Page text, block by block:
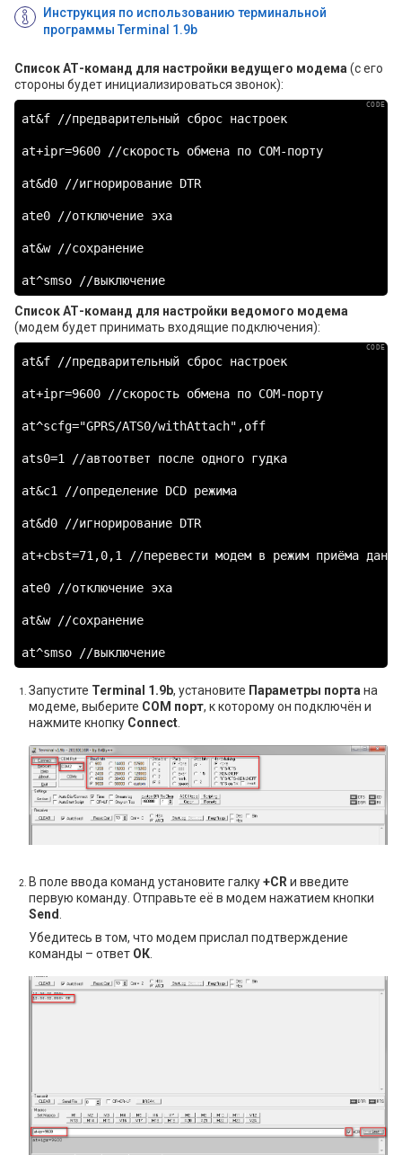
Инструкция по использованию терминальной
программы Terminal 1.9b
Список АТ-команд для настройки ведущего модема (с его
стороны будет инициализироваться звонок):
at&f //предварительный сброс настроек
at+ipr=9600 //скорость обмена по COM-порту
at&d0 //игнорирование DTR
ate0 //отключение эха
at&w //сохранение
at^smso //выключение
Список АТ-команд для настройки ведомого модема
(модем будет принимать входящие подключения):
at&f //предварительный сброс настроек
at+ipr=9600 //скорость обмена по COM-порту
at^scfg="GPRS/ATS0/withAttach",off
ats0=1 //автоответ после одного гудка
at&c1 //определение DCD режима
at&d0 //игнорирование DTR
at+cbst=71,0,1 //перевести модем в режим приёма
ate0 //отключение эха
at&w //сохранение
at^smso //выключение
Запустите Terminal 1.9b, установите Параметры порта на
модеме, выберите COM порт, к которому он подключён и
нажмите кнопку Connect
В поле ввода команд установите галку+CR и введите
первую команду. Отправьте её в модем нажатием кнопки
Send
Убедитесь в том, что модем прислал подтверждение
команды – ответ ОК